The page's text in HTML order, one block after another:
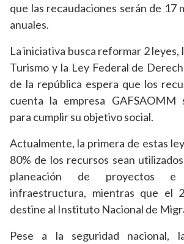
que las recaudaciones serán de 17
anuales.
La iniciativa busca reformar 2 leyes,
Turismo y la Ley Federal de
de la república espera que los
cuenta la empresa GAFSAOMM
para cumplir su objetivo social.
Actualmente, la primera de estas
80% de los recursos sean
planeación de proyectos
infraestructura, mientras que el
destine al Instituto Nacional de
Pese a la seguridad nacional,